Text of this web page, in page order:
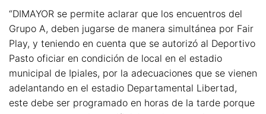
“DIMAYOR se permite aclarar que los encuentros del
Grupo A, deben jugarse de manera simultánea por Fair
Play, y teniendo en cuenta que se autorizó al Deportivo
Pasto oficiar en condición de local en el estadio
municipal de Ipiales, por la adecuaciones que se vienen
adelantando en el estadio Departamental Libertad,
este debe ser programado en horas de la tarde porque